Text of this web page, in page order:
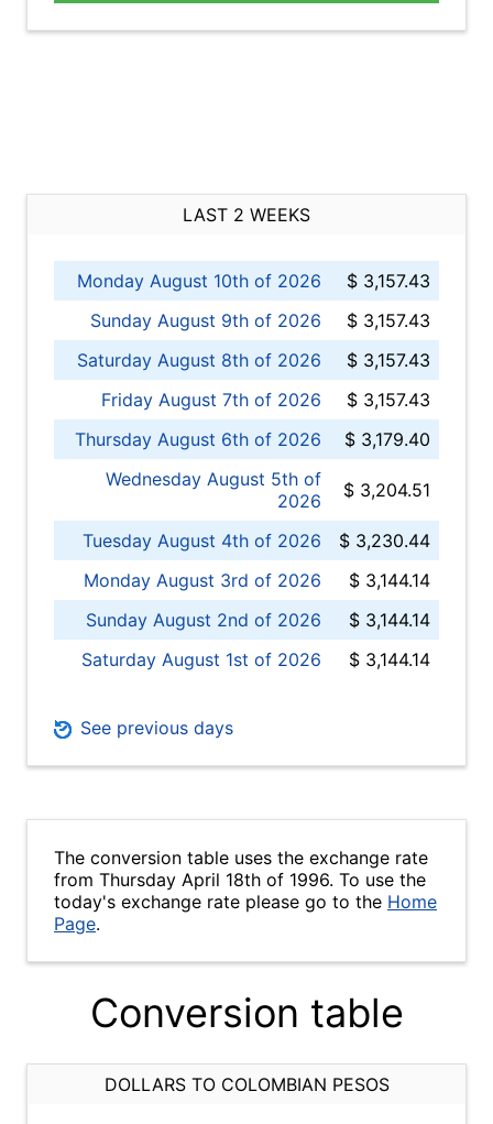
LAST 2 WEEKS
Monday August 10th of 2026
$ 3,157.43
Sunday August 9th of 2026
$ 3,157.43
Saturday August 8th of 2026
$ 3,157.43
Friday August 7th of 2026
$ 3,157.43
Thursday August 6th of 2026
$ 3,179.40
Wednesday August 5th of
2026
$ 3,204.51
Tuesday August 4th of 2026
$ 3,230.44
Monday August 3rd of 2026
$ 3,144.14
Sunday August 2nd of 2026
$ 3,144.14
Saturday August 1st of 2026
$ 3,144.14
See previous days
The conversion table uses the exchange rate
from Thursday April 18th of 1996. To use the
today's exchange rate please go to the Home
Page.
Conversion table
DOLLARS TO COLOMBIAN PESOS